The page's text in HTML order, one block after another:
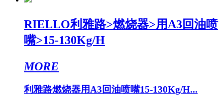
RIELLO利雅路>燃烧器>用A3回油喷
嘴>15-130Kg/H
MORE
利雅路燃烧器用A3回油喷嘴15-130Kg/H...